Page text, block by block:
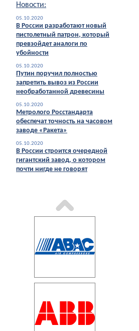
Новости:
05.10.2020
В России разработают новый
пистолетный патрон, который
превзойдет аналоги по
убойности
05.10.2020
Путин поручил полностью
запретить вывоз из России
необработанной древесины
05.10.2020
Метролого Росстандарта
обеспечат точность на часовом
заводе «Ракета»
05.10.2020
В России строится очередной
гигантский завод, о котором
почти нигде не говорят